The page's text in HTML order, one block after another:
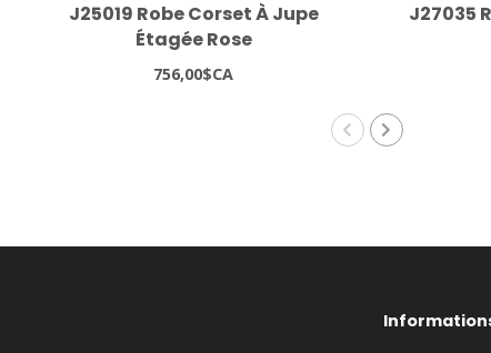
J25019 Robe Corset À Jupe
Étagée Rose
756,00$CA
J27035